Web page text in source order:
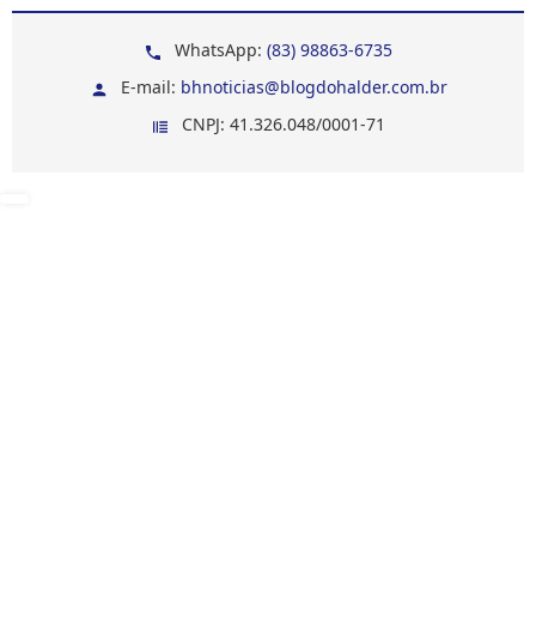
WhatsApp: (83) 98863-6735
E-mail: bhnoticias@blogdohalder.com.br
CNPJ: 41.326.048/0001-71